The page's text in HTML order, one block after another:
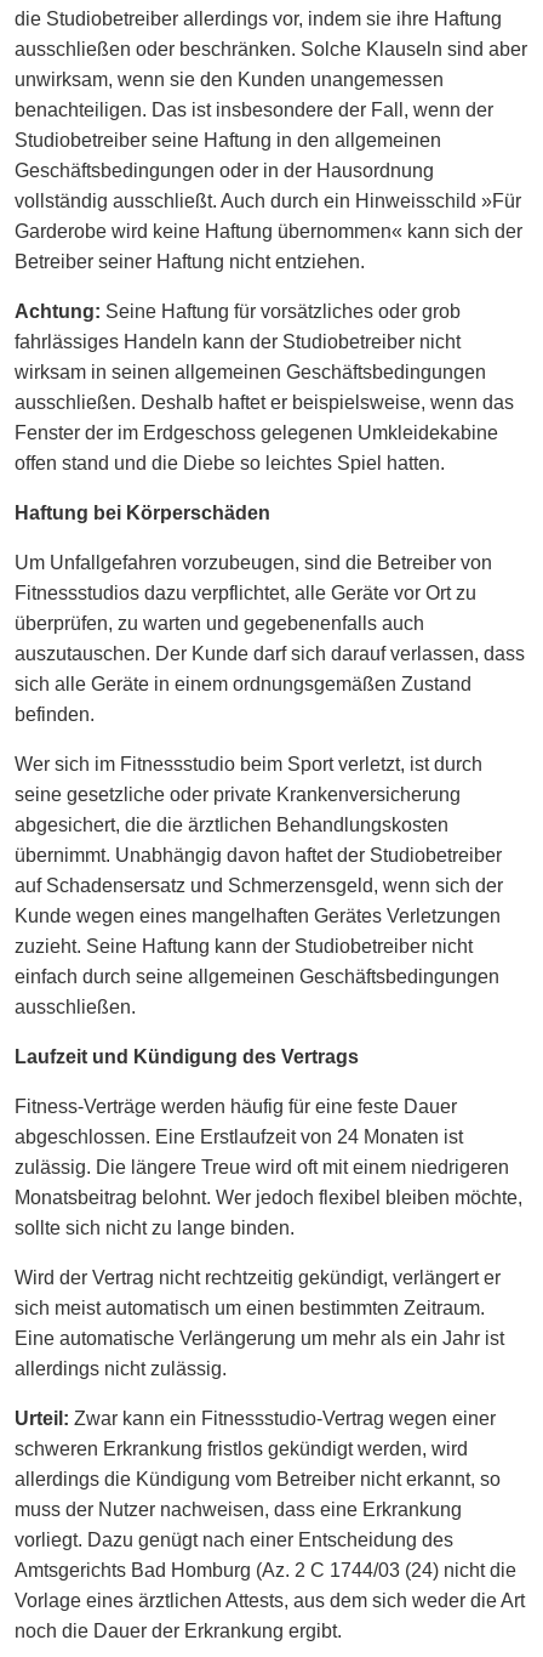
die Studiobetreiber allerdings vor, indem sie ihre Haftung
ausschließen oder beschränken. Solche Klauseln sind aber
unwirksam, wenn sie den Kunden unangemessen
benachteiligen. Das ist insbesondere der Fall, wenn der
Studiobetreiber seine Haftung in den allgemeinen
Geschäftsbedingungen oder in der Hausordnung
vollständig ausschließt. Auch durch ein Hinweisschild »Für
Garderobe wird keine Haftung übernommen« kann sich der
Betreiber seiner Haftung nicht entziehen.
Achtung: Seine Haftung für vorsätzliches oder grob
fahrlässiges Handeln kann der Studiobetreiber nicht
wirksam in seinen allgemeinen Geschäftsbedingungen
ausschließen. Deshalb haftet er beispielsweise, wenn das
Fenster der im Erdgeschoss gelegenen Umkleidekabine
offen stand und die Diebe so leichtes Spiel hatten.
Haftung bei Körperschäden
Um Unfallgefahren vorzubeugen, sind die Betreiber von
Fitnessstudios dazu verpflichtet, alle Geräte vor Ort zu
überprüfen, zu warten und gegebenenfalls auch
auszutauschen. Der Kunde darf sich darauf verlassen, dass
sich alle Geräte in einem ordnungsgemäßen Zustand
befinden.
Wer sich im Fitnessstudio beim Sport verletzt, ist durch
seine gesetzliche oder private Krankenversicherung
abgesichert, die die ärztlichen Behandlungskosten
übernimmt. Unabhängig davon haftet der Studiobetreiber
auf Schadensersatz und Schmerzensgeld, wenn sich der
Kunde wegen eines mangelhaften Gerätes Verletzungen
zuzieht. Seine Haftung kann der Studiobetreiber nicht
einfach durch seine allgemeinen Geschäftsbedingungen
ausschließen.
Laufzeit und Kündigung des Vertrags
Fitness-Verträge werden häufig für eine feste Dauer
abgeschlossen. Eine Erstlaufzeit von 24 Monaten ist
zulässig. Die längere Treue wird oft mit einem niedrigeren
Monatsbeitrag belohnt. Wer jedoch flexibel bleiben möchte,
sollte sich nicht zu lange binden.
Wird der Vertrag nicht rechtzeitig gekündigt, verlängert er
sich meist automatisch um einen bestimmten Zeitraum.
Eine automatische Verlängerung um mehr als ein Jahr ist
allerdings nicht zulässig.
Urteil: Zwar kann ein Fitnessstudio-Vertrag wegen einer
schweren Erkrankung fristlos gekündigt werden, wird
allerdings die Kündigung vom Betreiber nicht erkannt, so
muss der Nutzer nachweisen, dass eine Erkrankung
vorliegt. Dazu genügt nach einer Entscheidung des
Amtsgerichts Bad Homburg (Az. 2 C 1744/03 (24) nicht die
Vorlage eines ärztlichen Attests, aus dem sich weder die Art
noch die Dauer der Erkrankung ergibt.